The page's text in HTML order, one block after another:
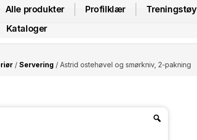
Alle produkter Profilklær Treningstøy
Kataloger
/ Servering / Astrid ostehøvel og smørkniv, 2-pakning